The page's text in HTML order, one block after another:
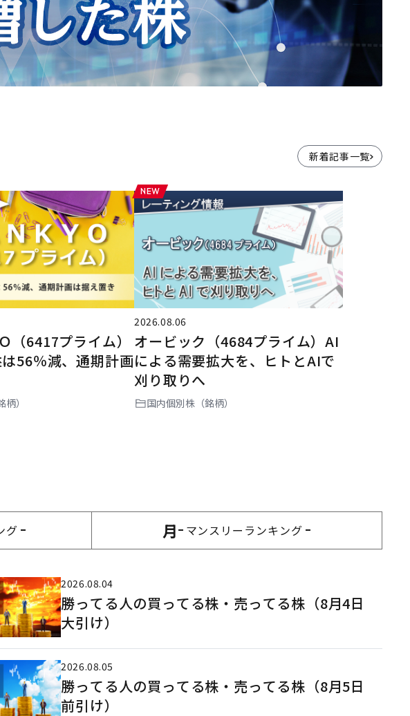
新着記事一覧
（6417プライム）
56％減、通期計画
）
2026.08.06
オービック（4684プライム）AI
による需要拡大を、ヒトとAIで
刈り取りへ
国内個別株（銘柄）
グ 月 マンスリー ランキング
2026.08.04
勝ってる人の買ってる株・売ってる株（8月4日
大引け）
2026.08.05
勝ってる人の買ってる株・売ってる株（8月5日
前引け）